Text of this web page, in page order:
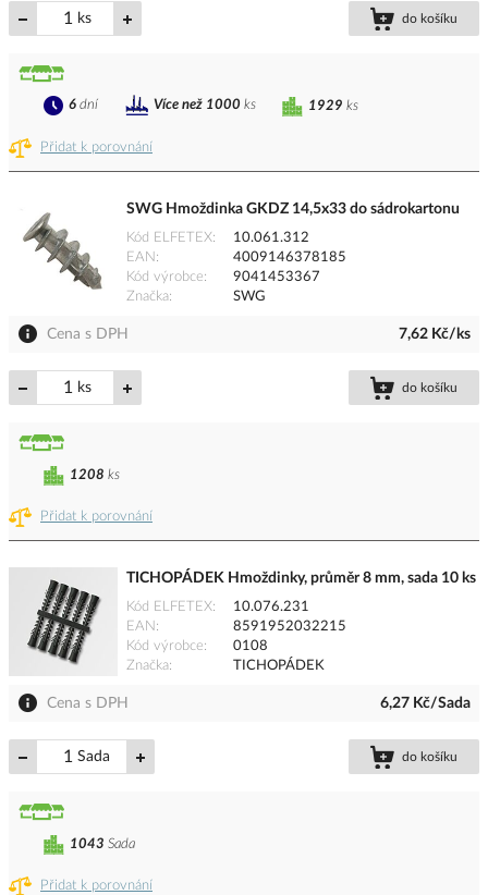
ks do košíku
Přidat k porovnání
1929 ks
6 dní Více než 1000 ks
SWG Hmoždinka GKDZ 14,5x33 do sádrokartonu
Kód ELFETEX
10.061.312
EAN
4009146378185
Kód výrobce
9041453367
Značka
SWG
Cena s DPH 7,62 Kč/ks
ks do košíku
Přidat k porovnání
1208 ks
TICHOPÁDEK Hmoždinky, průměr 8 mm, sada 10 ks
Kód ELFETEX
10.076.231
EAN
8591952032215
Kód výrobce
0108
Značka
TICHOPÁDEK
Cena s DPH 6,27 Kč/Sada
Sada do košíku
Přidat k porovnání
1043 Sada